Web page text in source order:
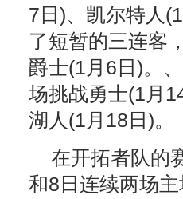
7日)、凯尔特人
了短暂的三连客
爵士(1月6日)。
场挑战勇士(1月
湖人(1月18日)。
在开拓者队的
和8日连续两场